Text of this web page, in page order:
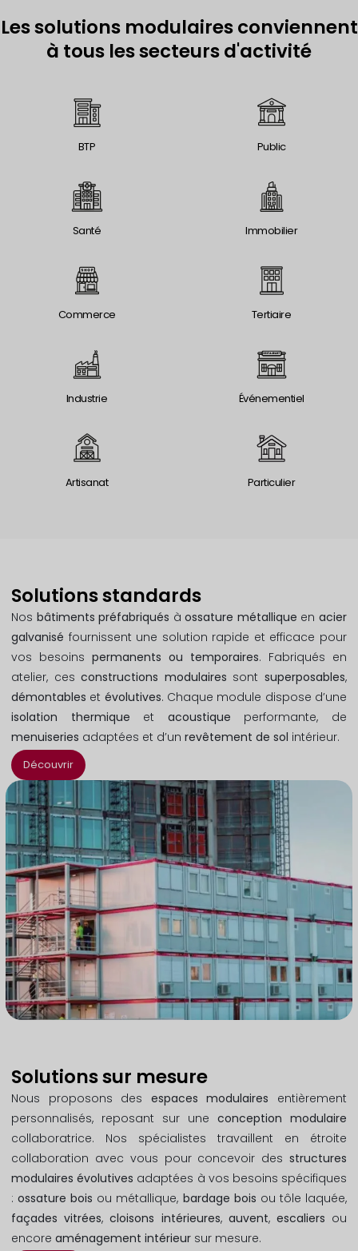
Les solutions modulaires conviennent
à tous les secteurs d'activité
BTP Public
Santé Immobilier
Commerce Tertiaire
Industrie Événementiel
Artisanat Particulier
Solutions standards
Nos bâtiments préfabriqués àossature métallique enacier
galvanisé fournissent une solution rapide et efficace pour
vos besoins permanents ou temporaires. Fabriqués en
atelier, cesconstructions modulaires sontsuperposables,
démontables et évolutives. Chaque module dispose d’une
isolation thermique et acoustique performante, de
menuiseries adaptées et d’un revêtement de sol intérieur.
Découvrir
Solutions sur mesure
Nous proposons des espaces modulaires entièrement
personnalisés, reposant sur une conception modulaire
collaboratrice. Nos spécialistes travaillent en étroite
collaboration avec vous pour concevoir des structures
modulaires évolutives adaptées à vos besoins spécifiques
:ossature bois ou métallique, bardage bois ou tôle laquée,
façades vitrées,cloisons intérieures, auvent, escaliers ou
encore aménagement intérieur sur mesure.